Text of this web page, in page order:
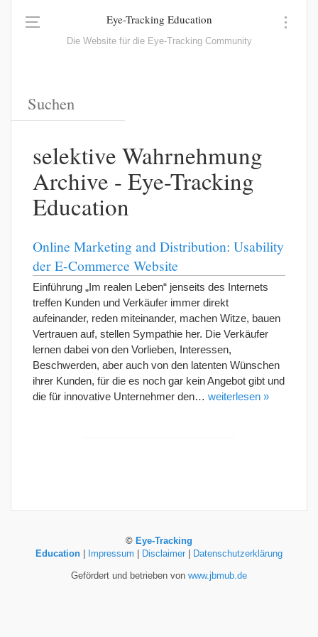
Eye-Tracking Education
Die Website für die Eye-Tracking Community
selektive Wahrnehmung
Archive - Eye-Tracking
Education
Online Marketing and Distribution: Usability
der E-Commerce Website
Einführung „Im realen Leben“ jenseits des Internets
treffen Kunden und Verkäufer immer direkt
aufeinander, reden miteinander, machen Witze, bauen
Vertrauen auf, stellen Sympathie her. Die Verkäufer
lernen dabei von den Vorlieben, Interessen,
Beschwerden, aber auch von den latenten Wünschen
ihrer Kunden, für die es noch gar kein Angebot gibt und
die für innovative Unternehmer den… weiterlesen »
© Eye-Tracking
Education
Impressum Disclaimer Datenschutzerklärung
Gefördert und betrieben von www.jbmub.de